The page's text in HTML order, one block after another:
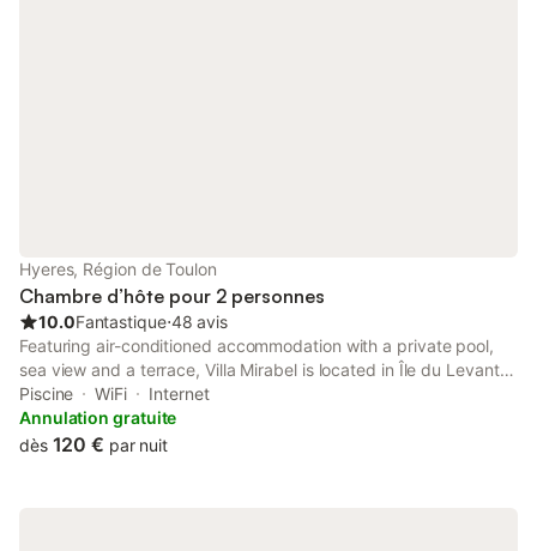
Hyeres, Région de Toulon
Chambre d’hôte pour 2 personnes
10.0Fantastique⋅48 avis
Featuring air-conditioned accommodation with a private pool,
sea view and a terrace, Villa Mirabel is located in Île du Levant.
Featuring pool and garden views, this bed and breakfast also
offers free WiFi.
Piscine WiFi
Internet
Annulation gratuite
dès 120 € par nuit